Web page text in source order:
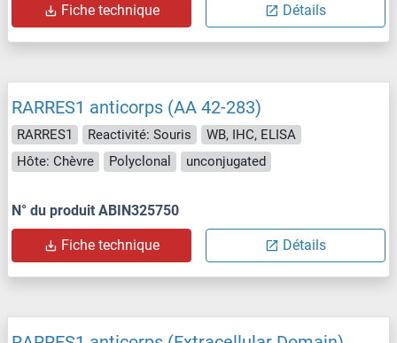
Fiche technique Détails
RARRES1 anticorps (AA 42-283)
RARRES1 Reactivité: Souris
WB, IHC, ELISA
Hôte: Chèvre
Polyclonal unconjugated
N° du produit ABIN325750
Fiche technique Détails